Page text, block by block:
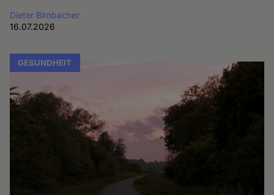
Dieter Birnbacher
16.07.2026
GESUNDHEIT